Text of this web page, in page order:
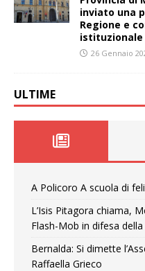
inviato una
Regione e
istituzionale
26 Gennaio
ULTIME
A Policoro A scuola di
L’Isis Pitagora chiama,
Flash-Mob in difesa
Bernalda: Si dimette
Raffaella Grieco